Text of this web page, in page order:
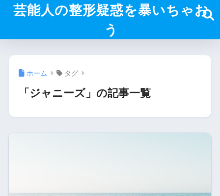
芸能人の整形疑惑を暴いちゃお
う
ホーム タグ
「ジャニーズ」の記事一覧